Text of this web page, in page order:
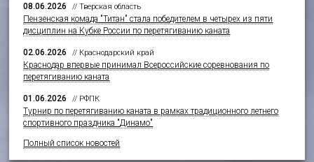
08.06.2026 // Тверская область
Пензенская комада "Титан" стала победителем в четырех из пяти
дисциплин на Кубке России по перетягиванию каната
02.06.2026 // Краснодарский край
Краснодар впервые принимал Всероссийские соревнования по
перетягиванию каната
01.06.2026 // РФПК
Турнир по перетягиванию каната в рамках традиционного летнего
спортивного праздника "Динамо"
Полный список новостей